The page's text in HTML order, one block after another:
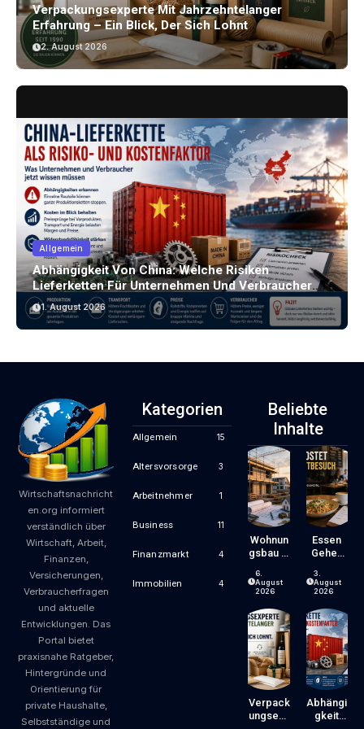
Verpackungsexperte Mit Jahrzehntelanger
Erfahrung – Ein Blick, Der Sich Lohnt
2. August 2026
Allgemein
Abhängigkeit Von China: Welche Risiken
Lieferketten Für Unternehmen Und Verbraucher
Bergen
1. August 2026
Wirtschaftsnachricht
en.org informiert
verständlich über
Wirtschaft, Arbeit,
Finanzen,
Versicherungen,
Verbraucherfragen
und aktuelle
Entwicklungen. Das
Portal bietet
praxisnahe Ratgeber,
Hintergründe und
Orientierung für
private Haushalte,
Selbstständige und
Kategorien
Allgemein 15
Altersvorsorge 3
Arbeitnehmer 1
Business 11
Finanzmarkt 4
Immobilien 4
Beliebte
Inhalte
Wohnun
Gsbau In
Krise:
Worauf
En Und
Käufer
Bei
Kosten,
Finanzie
Rung
Zeitplan
Achten
6.
August
2026
Essen
Gehen
Zum
Luxus?
Gastron
Omiepre
Ise
Entsteh
En Und
Worauf
Gäste
Achten
Können
3.
August
2026
Verpack
Ungsexp
Abhängi
Gkeit